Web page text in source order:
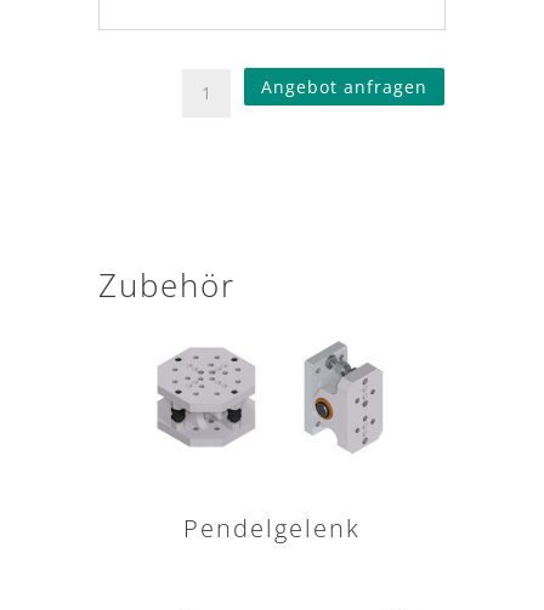
Angebot anfragen
Zubehör
Pendelgelenk